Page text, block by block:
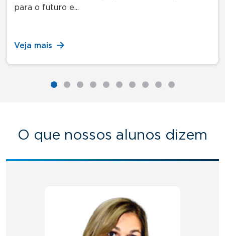
para o futuro e...
Veja mais
O que nossos alunos dizem